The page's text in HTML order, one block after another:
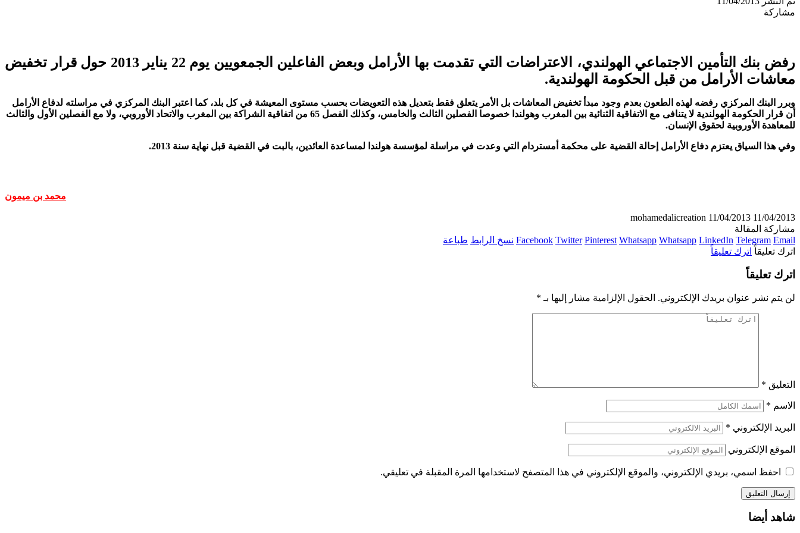
مشاركة
رفض بنك التأمين الاجتماعي الهولندي، الاعتراضات التي تقدمت بها الأرامل وبعض الفاعلين الجمعويين يوم 22 يناير 2013 حول قرار تخفيض
معاشات الأرامل من قبل الحكومة الهولندية.
وبرر البنك المركزي رفضه لهذه الطعون بعدم وجود مبدأ تخفيض المعاشات بل الأمر يتعلق فقط بتعديل هذه التعويضات بحسب مستوى المعيشة في كل بلد، كما اعتبر البنك المركزي في مراسلته لدفاع الأرامل
أن قرار الحكومة الهولندية لا يتنافى مع الاتفاقية الثنائية بين المغرب وهولندا خصوصا الفصلين الثالث والخامس، وكذلك الفصل 65 من اتفاقية الشراكة بين المغرب والاتحاد الأوروبي، ولا مع الفصلين الأول والثالث
للمعاهدة الأوروبية لحقوق الإنسان.
وفي هذا السياق يعتزم دفاع الأرامل إحالة القضية على محكمة أمستردام التي وعدت في مراسلة لمؤسسة هولندا لمساعدة العائدين، بالبت في القضية قبل نهاية سنة 2013.
محمد بن ميمون
mohamedalicreation 11/04/2013 11/04/2013
مشاركة المقالة
Facebook Twitter Pinterest Whatsapp Whatsapp LinkedIn Telegram Email نسخ الرابط طباعة
اترك تعليقاً اترك تعليقاً
اترك تعليقاً
لن يتم نشر عنوان بريدك الإلكتروني. الحقول الإلزامية مشار إليها بـ *
التعليق *
الاسم *
البريد الإلكتروني *
الموقع الإلكتروني
احفظ اسمي، بريدي الإلكتروني، والموقع الإلكتروني في هذا المتصفح لاستخدامها المرة المقبلة في تعليقي.
شاهد أيضا